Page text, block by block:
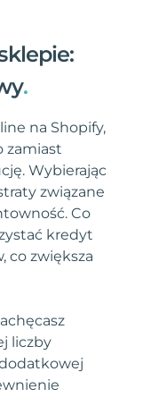
.
na Shopify,
zamiast
Wybierając
związane
Co
kredyt
co zwiększa
liczby